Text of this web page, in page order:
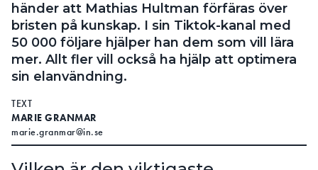
händer att Mathias Hultman förfäras över
bristen på kunskap. I sin Tiktok-kanal med
50 000 följare hjälper han dem som vill lära
mer. Allt fler vill också ha hjälp att optimera
sin elanvändning.
TEXT
MARIE GRANMAR
marie.granmar@in.se